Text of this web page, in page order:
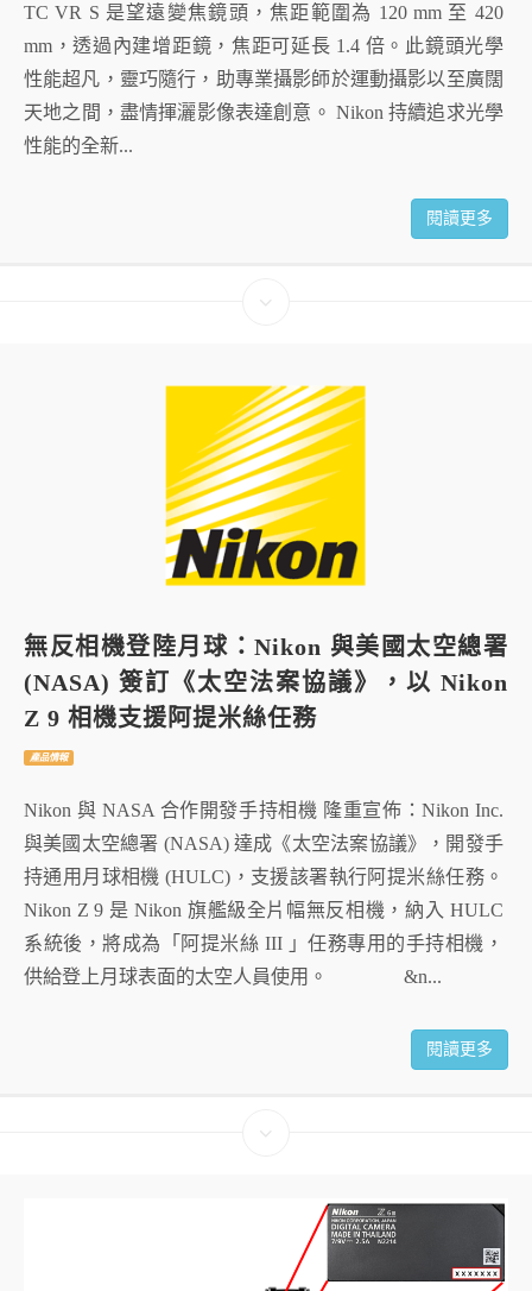
TC VR S 是望遠變焦鏡頭，焦距範圍為 120 mm 至 420
mm，透過內建增距鏡，焦距可延長 1.4 倍。此鏡頭光學
性能超凡，靈巧隨行，助專業攝影師於運動攝影以至廣闊
天地之間，盡情揮灑影像表達創意。 Nikon 持續追求光學
性能的全新...
閱讀更多
無反相機登陸月球：Nikon 與美國太空總署
(NASA) 簽訂《太空法案協議》，以 Nikon
Z 9 相機支援阿提米絲任務
產品情報
Nikon 與 NASA 合作開發手持相機 隆重宣佈：Nikon Inc.
與美國太空總署 (NASA) 達成《太空法案協議》，開發手
持通用月球相機 (HULC)，支援該署執行阿提米絲任務。
Nikon Z 9 是 Nikon 旗艦級全片幅無反相機，納入 HULC
系統後，將成為「阿提米絲 III 」任務專用的手持相機，
供給登上月球表面的太空人員使用。 &n...
閱讀更多